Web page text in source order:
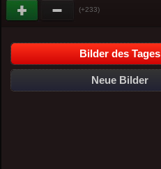
(+233)
Bilder des Tages
Neue Bilder